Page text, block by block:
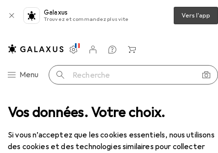
Vos données. Votre choix.
Si vous n’acceptez que les cookies essentiels, nous utilisons
des cookies et des technologies similaires pour collecter
Galaxus
Trouvez et commandez plus vite Vers l'app
Navigation par catégorie
Menu Recherche
Paramètres
Compte client
Listes de comparaison
Listes d'envies
Panier
Amplificateur stéréo Omnitronic MP-180
Amplificateur